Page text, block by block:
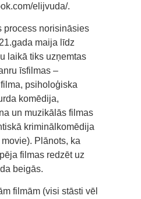
elijvuda/.
process norisināsies
maija līdz
laikā tiks uzņemtas
īsfilmas –
psiholoģiska
komēdija,
un muzikālās filmas
kriminālkomēdija
Plānots, ka
filmas redzēt uz
beigās.
filmām (visi stāsti vēl